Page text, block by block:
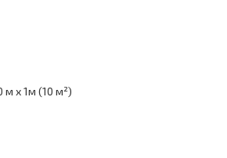
м х 1м (10 м²)